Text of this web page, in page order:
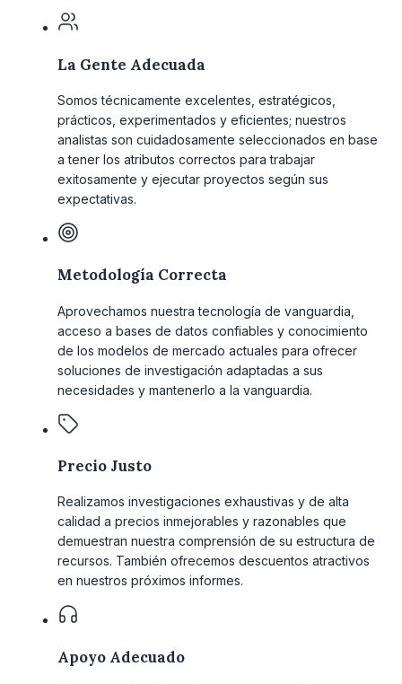
La Gente Adecuada
Somos técnicamente excelentes, estratégicos,
prácticos, experimentados y eficientes; nuestros
analistas son cuidadosamente seleccionados en base
a tener los atributos correctos para trabajar
exitosamente y ejecutar proyectos según sus
expectativas.
Metodología Correcta
Aprovechamos nuestra tecnología de vanguardia,
acceso a bases de datos confiables y conocimiento
de los modelos de mercado actuales para ofrecer
soluciones de investigación adaptadas a sus
necesidades y mantenerlo a la vanguardia.
Precio Justo
Realizamos investigaciones exhaustivas y de alta
calidad a precios inmejorables y razonables que
demuestran nuestra comprensión de su estructura de
recursos. También ofrecemos descuentos atractivos
en nuestros próximos informes.
Apoyo Adecuado